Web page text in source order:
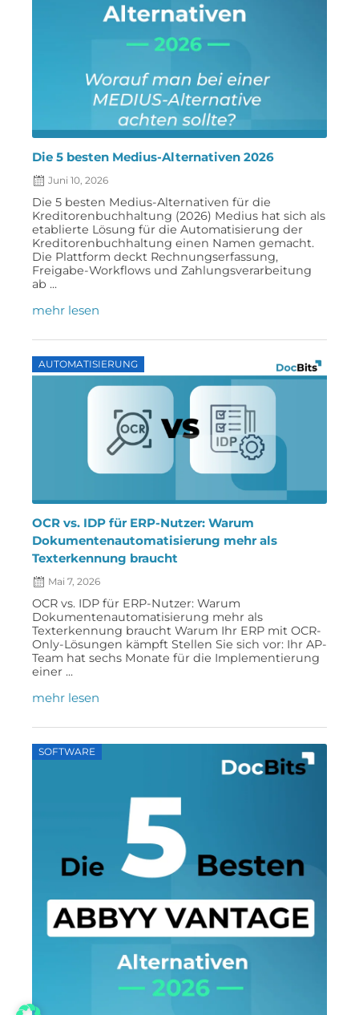
Die 5 besten Medius-Alternativen 2026
Juni 10, 2026
Die 5 besten Medius-Alternativen für die
Kreditorenbuchhaltung (2026) Medius hat sich als
etablierte Lösung für die Automatisierung der
Kreditorenbuchhaltung einen Namen gemacht.
Die Plattform deckt Rechnungserfassung,
Freigabe-Workflows und Zahlungsverarbeitung
ab ...
mehr lesen
AUTOMATISIERUNG
OCR vs. IDP für ERP-Nutzer: Warum
Dokumentenautomatisierung mehr als
Texterkennung braucht
Mai 7, 2026
OCR vs. IDP für ERP-Nutzer: Warum
Dokumentenautomatisierung mehr als
Texterkennung braucht Warum Ihr ERP mit OCR-
Only-Lösungen kämpft Stellen Sie sich vor: Ihr AP-
Team hat sechs Monate für die Implementierung
einer ...
mehr lesen
SOFTWARE